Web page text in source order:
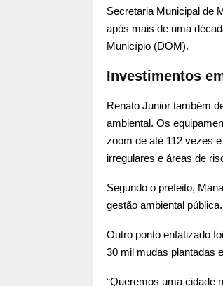
Secretaria Municipal de
após mais de uma
Município (DOM).
Investimentos
Renato Junior também
ambiental. Os
zoom de até 112 vezes
irregulares e áreas de
Segundo o prefeito,
gestão ambiental pública.
Outro ponto enfatizado
30 mil mudas plantadas
“Queremos uma cidade